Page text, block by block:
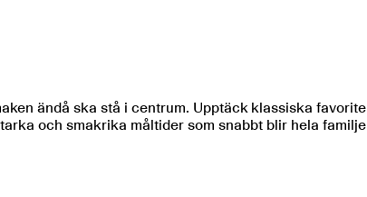
ändå ska stå i centrum. Upptäck klassiska
och smakrika måltider som snabbt blir hela